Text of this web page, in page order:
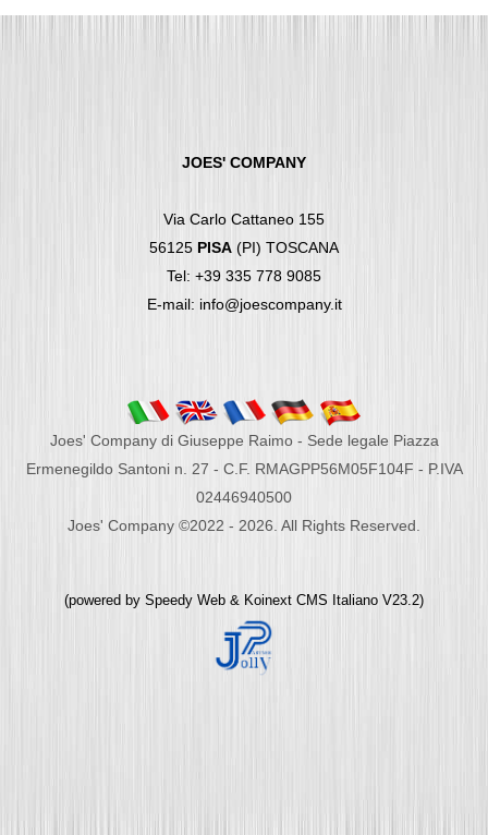
JOES' COMPANY
Via Carlo Cattaneo 155
56125 PISA (PI) TOSCANA
Tel: +39 335 778 9085
E-mail: info@joescompany.it
Joes' Company di Giuseppe Raimo - Sede legale Piazza
Ermenegildo Santoni n. 27 - C.F. RMAGPP56M05F104F - P.IVA
02446940500
Joes' Company ©2022 - 2026. All Rights Reserved.
(powered by Speedy Web & Koinext CMS Italiano V23.2)